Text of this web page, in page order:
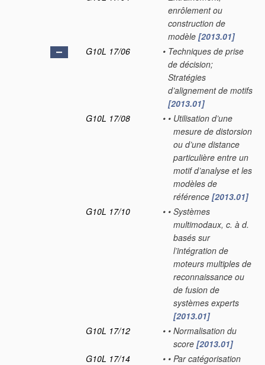
enrôlement ou
construction de
modèle [2013.01]
G10L 17/06
• Techniques de prise
de décision;
Stratégies
d’alignement de motifs
[2013.01]
G10L 17/08
• • Utilisation d’une
mesure de distorsion
ou d’une distance
particulière entre un
motif d’analyse et les
modèles de
référence [2013.01]
G10L 17/10
• • Systèmes
multimodaux, c. à d.
basés sur
l’intégration de
moteurs multiples de
reconnaissance ou
de fusion de
systèmes experts
[2013.01]
G10L 17/12
• • Normalisation du
score [2013.01]
G10L 17/14
• • Par catégorisation